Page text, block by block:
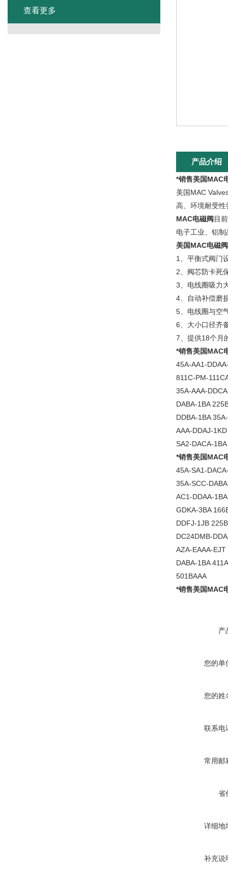
产品介绍
*销售美国MAC
美国MAC
高、环境耐受性
MAC电磁阀 目
电子工业、铝
美国MAC电磁阀
1、平衡式阀门
2、阀芯防卡死
3、电线圈吸力
4、自动补偿磨
5、电线圈与空
6、大小口径齐
7、提供18个月
*销售美国MAC
45A-AA1-
811C-PM-
35A-AAA-
DABA-1BA
DDBA-1BA
AAA-DDAJ-
SA2-DACA-
*销售美国MAC
45A-SA1-
35A-SCC-
AC1-DDAA-
GDKA-3BA
DDFJ-1JB
DC24DMB-
AZA-EAAA-
DABA-1BA
501BAAA
*销售美国MAC
产
您的单
您的姓
联系电
常用邮
省
详细地
补充说
查看更多